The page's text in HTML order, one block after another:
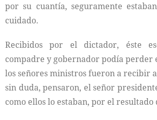
por su cuantía, seguramente
cuidado.
Recibidos por el dictador, éste
compadre y gobernador podía perder
los señores ministros fueron a recibir
sin duda, pensaron, el señor
como ellos lo estaban, por el resultado